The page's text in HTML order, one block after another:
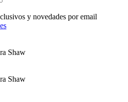
y novedades por email